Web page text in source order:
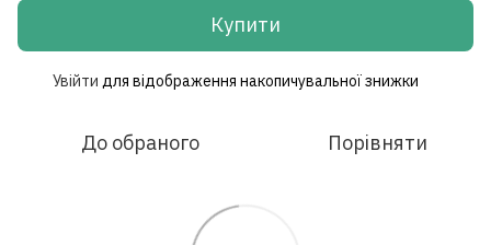
Купити
Увійти для відображення накопичувальної знижки
До обраного Порівняти